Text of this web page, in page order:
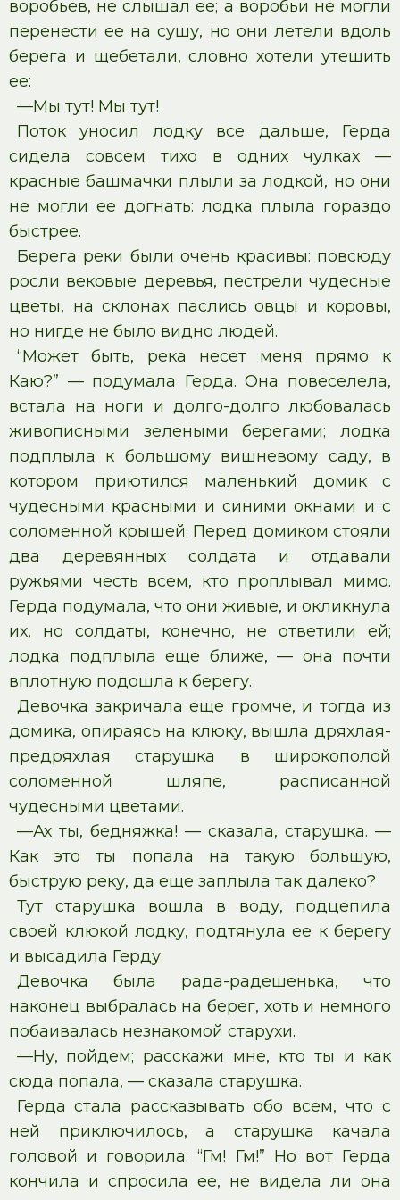
воробьев, не слышал ее; а воробьи не могли
перенести ее на сушу, но они летели вдоль
берега и щебетали, словно хотели утешить
ее:
—Мы тут! Мы тут!
Поток уносил лодку все дальше, Герда
сидела совсем тихо в одних чулках —
красные башмачки плыли за лодкой, но они
не могли ее догнать: лодка плыла гораздо
быстрее.
Берега реки были очень красивы: повсюду
росли вековые деревья, пестрели чудесные
цветы, на склонах паслись овцы и коровы,
но нигде не было видно людей.
“Может быть, река несет меня прямо к
Каю?” — подумала Герда. Она повеселела,
встала на ноги и долго-долго любовалась
живописными зелеными берегами; лодка
подплыла к большому вишневому саду, в
котором приютился маленький домик с
чудесными красными и синими окнами и с
соломенной крышей. Перед домиком стояли
два деревянных солдата и отдавали
ружьями честь всем, кто проплывал мимо.
Герда подумала, что они живые, и окликнула
их, но солдаты, конечно, не ответили ей;
лодка подплыла еще ближе, — она почти
вплотную подошла к берегу.
Девочка закричала еще громче, и тогда из
домика, опираясь на клюку, вышла дряхлая-
предряхлая старушка в широкополой
соломенной шляпе, расписанной
чудесными цветами.
—Ах ты, бедняжка! — сказала, старушка. —
Как это ты попала на такую большую,
быструю реку, да еще заплыла так далеко?
Тут старушка вошла в воду, подцепила
своей клюкой лодку, подтянула ее к берегу
и высадила Герду.
Девочка была рада-радешенька, что
наконец выбралась на берег, хоть и немного
побаивалась незнакомой старухи.
—Ну, пойдем; расскажи мне, кто ты и как
сюда попала, — сказала старушка.
Герда стала рассказывать обо всем, что с
ней приключилось, а старушка качала
головой и говорила: “Гм! Гм!” Но вот Герда
кончила и спросила ее, не видела ли она